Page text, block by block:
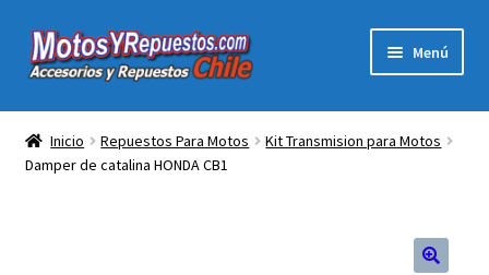
Ir
a
Ir
al
Menú
Acc y Rep Motocross Enduro
Electronica Para Motos
Inicio Repuestos Para Motos
Kit Transmision para Motos
Damper de catalina HONDA CB1